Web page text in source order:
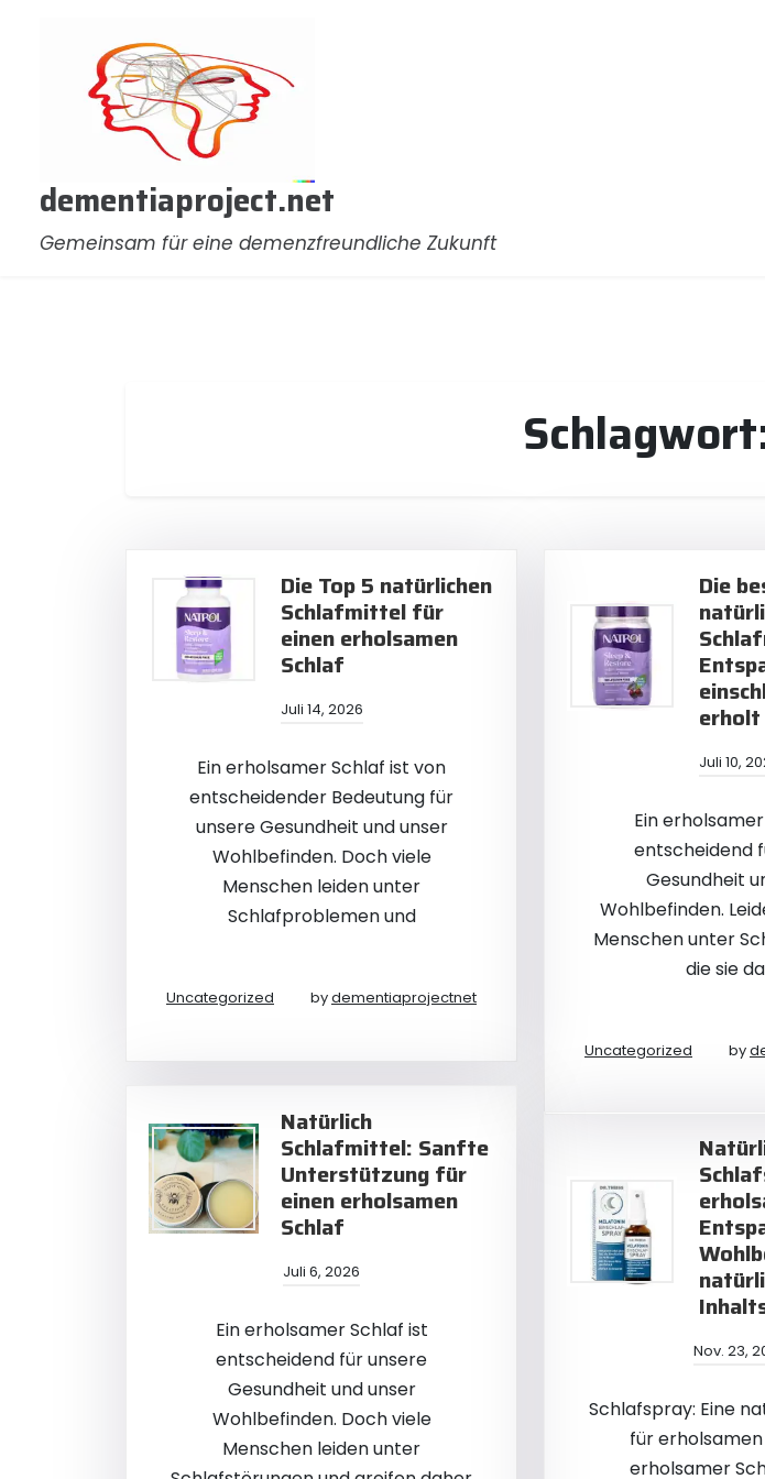
dementiaproject.net
Gemeinsam für eine demenzfreundliche Zukunft
Die Top 5 natürlichen
Schlafmittel für
einen erholsamen
Schlaf
Juli 14, 2026
Ein erholsamer Schlaf ist von
entscheidender Bedeutung für
unsere Gesundheit und unser
Wohlbefinden. Doch viele
Menschen leiden unter
Schlafproblemen und
Uncategorized bydementiaprojectnet
Die
Juli 10,
Ein
entscheidend
Gesundheit
Wohlbefinden.
Menschen unter
die sie
Uncategorized by
Natürlich
Schlafmittel: Sanfte
Unterstützung für
einen erholsamen
Schlaf
Juli 6, 2026
Ein erholsamer Schlaf ist
entscheidend für unsere
Gesundheit und unser
Wohlbefinden. Doch viele
Menschen leiden unter
Nov. 23,
Schlafspray: Eine
für erholsamen
erholsamer